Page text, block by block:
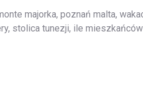
majorka, poznań malta,
stolica tunezji, ile